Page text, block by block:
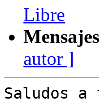
Libre
autor ]
Saludos